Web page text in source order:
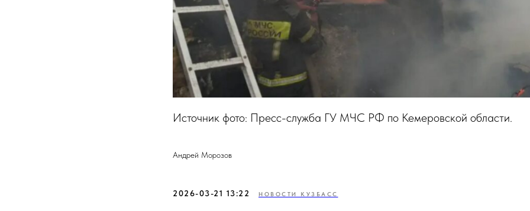
Источник фото: Пресс-служба ГУ МЧС РФ по Кемеровской области.
Андрей Морозов
2026-03-21 13:22 НОВОСТИ КУЗБАСС